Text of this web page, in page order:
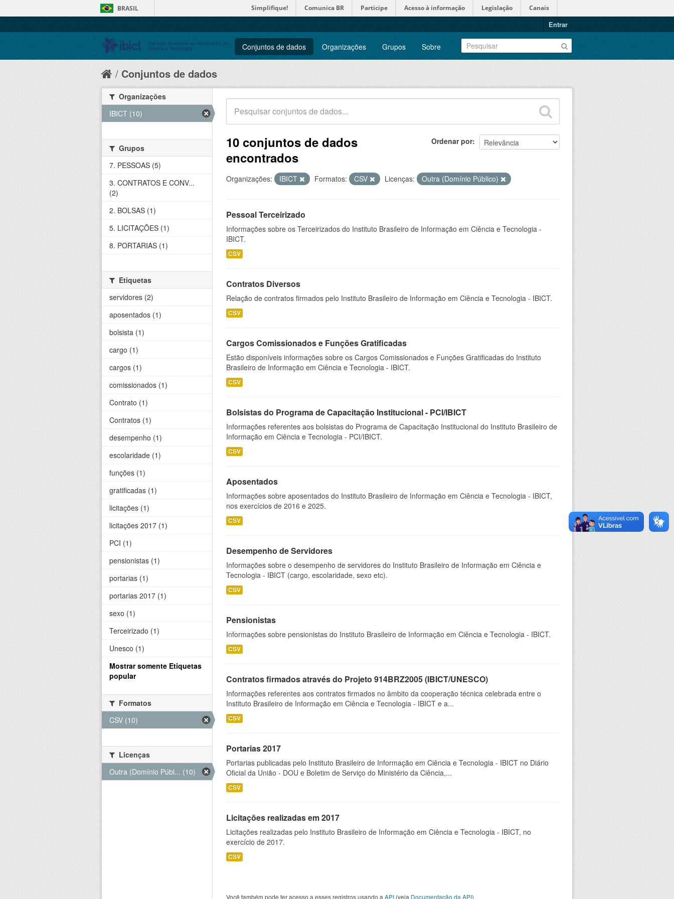
BRASIL Simplifique! Comunica BR Participe Acesso à informação Legislação Canais
Entrar
Conjuntos de dados Organizações Grupos Sobre
Conjuntos de dados
Ordenar por
10 conjuntos de dados
encontrados
Organizações: IBICT Formatos: CSV Licenças: Outra (Domínio Público)
Pessoal Terceirizado
Informações sobre os Terceirizados do Instituto Brasileiro de Informação em Ciência e Tecnologia -
IBICT.
CSV
Contratos Diversos
Relação de contratos firmados pelo Instituto Brasileiro de Informação em Ciência e Tecnologia - IBICT.
CSV
Cargos Comissionados e Funções Gratificadas
Estão disponíveis informações sobre os Cargos Comissionados e Funções Gratificadas do Instituto
Brasileiro de Informação em Ciência e Tecnologia - IBICT.
CSV
Bolsistas do Programa de Capacitação Institucional - PCI/IBICT
Informações referentes aos bolsistas do Programa de Capacitação Institucional do Instituto Brasileiro de
Informação em Ciência e Tecnologia - PCI/IBICT.
CSV
Aposentados
Informações sobre aposentados do Instituto Brasileiro de Informação em Ciência e Tecnologia - IBICT,
nos exercícios de 2016 e 2025.
CSV
Desempenho de Servidores
Informações sobre o desempenho de servidores do Instituto Brasileiro de Informação em Ciência e
Tecnologia - IBICT (cargo, escolaridade, sexo etc).
CSV
Pensionistas
Informações sobre pensionistas do Instituto Brasileiro de Informação em Ciência e Tecnologia - IBICT.
CSV
Contratos firmados através do Projeto 914BRZ2005 (IBICT/UNESCO)
Informações referentes aos contratos firmados no âmbito da cooperação técnica celebrada entre o
Instituto Brasileiro de Informação em Ciência e Tecnologia - IBICT e a...
CSV
Portarias 2017
Portarias publicadas pelo Instituto Brasileiro de Informação em Ciência e Tecnologia - IBICT no Diário
Oficial da União - DOU e Boletim de Serviço do Ministério da Ciência,...
CSV
Licitações realizadas em 2017
Licitações realizadas pelo Instituto Brasileiro de Informação em Ciência e Tecnologia - IBICT, no
exercício de 2017.
CSV
Você também pode ter acesso a esses registros usando a API (veja Documentação da API).
Organizações
IBICT (10)
Grupos
7. PESSOAS (5)
3. CONTRATOS E CONV...
(2)
2. BOLSAS (1)
5. LICITAÇÕES (1)
8. PORTARIAS (1)
Etiquetas
servidores (2)
aposentados (1)
bolsista (1)
cargo (1)
cargos (1)
comissionados (1)
Contrato (1)
Contratos (1)
desempenho (1)
escolaridade (1)
funções (1)
gratificadas (1)
licitações (1)
licitações 2017 (1)
PCI (1)
pensionistas (1)
portarias (1)
portarias 2017 (1)
sexo (1)
Terceirizado (1)
Unesco (1)
Mostrar somente Etiquetas
popular
Formatos
CSV (10)
Licenças
Outra (Domínio Públ... (10)